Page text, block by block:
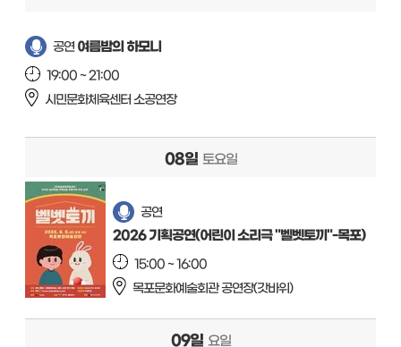
공연 여름밤의 하모니
19:00 ~ 21:00
시민문화체육센터 소공연장
08일 토요일
공연
2026 기획공연(어린이 소리극 "벨벳토끼"-목포)
15:00 ~ 16:00
목포문화예술회관 공연장(갓바위)
09일 요일